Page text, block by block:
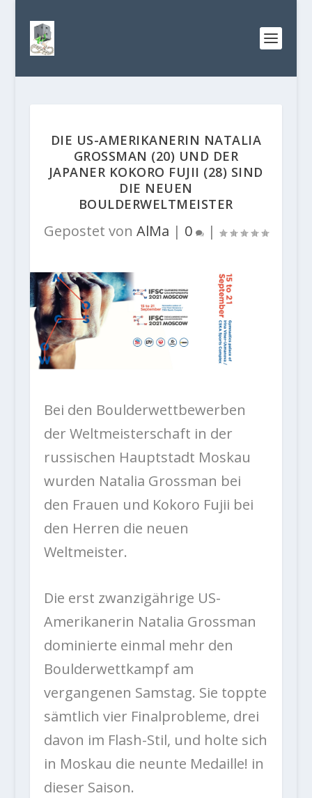
DIE US-AMERIKANERIN NATALIA
GROSSMAN (20) UND DER
JAPANER KOKORO FUJII (28) SIND
DIE NEUEN
BOULDERWELTMEISTER
Gepostet von AlMa | 0 |
Bei den Boulderwettbewerben
der Weltmeisterschaft in der
russischen Hauptstadt Moskau
wurden Natalia Grossman bei
den Frauen und Kokoro Fujii bei
den Herren die neuen
Weltmeister.
Die erst zwanzigährige US-
Amerikanerin Natalia Grossman
dominierte einmal mehr den
Boulderwettkampf am
vergangenen Samstag. Sie toppte
sämtlich vier Finalprobleme, drei
davon im Flash-Stil, und holte sich
in Moskau die neunte Medaille! in
dieser Saison.